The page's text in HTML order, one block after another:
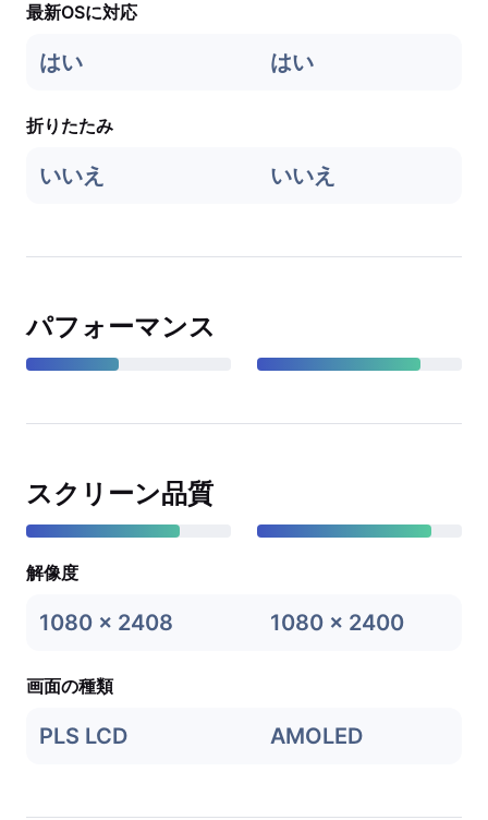
最新OSに対応
はい はい
折りたたみ
いいえ いいえ
パフォーマンス
スクリーン品質
解像度
1080 x 2408 1080 x 2400
画面の種類
PLS LCD AMOLED